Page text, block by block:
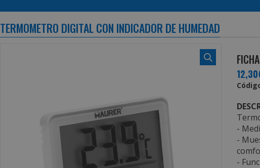
TERMOMETRO DIGITAL CON INDICADOR DE HUMEDAD
-
-
-